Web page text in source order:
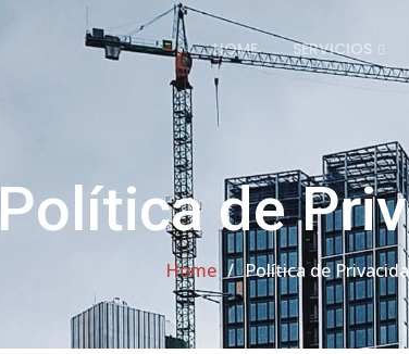
HOME SERVICIOS
Política de
Home Política de